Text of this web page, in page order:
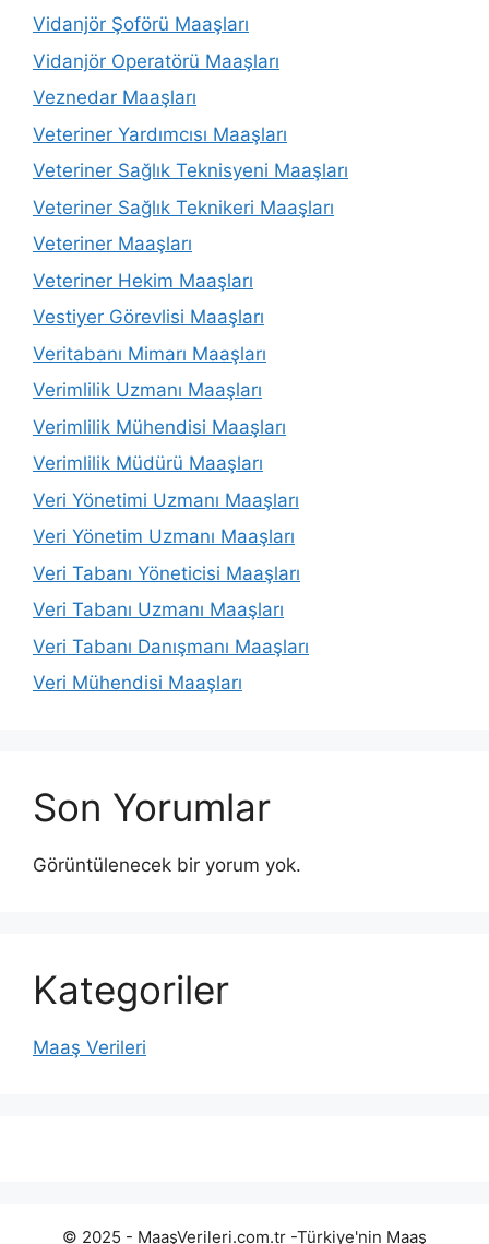
Vidanjör Şoförü Maaşları
Vidanjör Operatörü Maaşları
Veznedar Maaşları
Veteriner Yardımcısı Maaşları
Veteriner Sağlık Teknisyeni Maaşları
Veteriner Sağlık Teknikeri Maaşları
Veteriner Maaşları
Veteriner Hekim Maaşları
Vestiyer Görevlisi Maaşları
Veritabanı Mimarı Maaşları
Verimlilik Uzmanı Maaşları
Verimlilik Mühendisi Maaşları
Verimlilik Müdürü Maaşları
Veri Yönetimi Uzmanı Maaşları
Veri Yönetim Uzmanı Maaşları
Veri Tabanı Yöneticisi Maaşları
Veri Tabanı Uzmanı Maaşları
Veri Tabanı Danışmanı Maaşları
Veri Mühendisi Maaşları
Son Yorumlar
Görüntülenecek bir yorum yok.
Kategoriler
Maaş Verileri
© 2025 - MaaşVerileri.com.tr -Türkiye'nin Maaş